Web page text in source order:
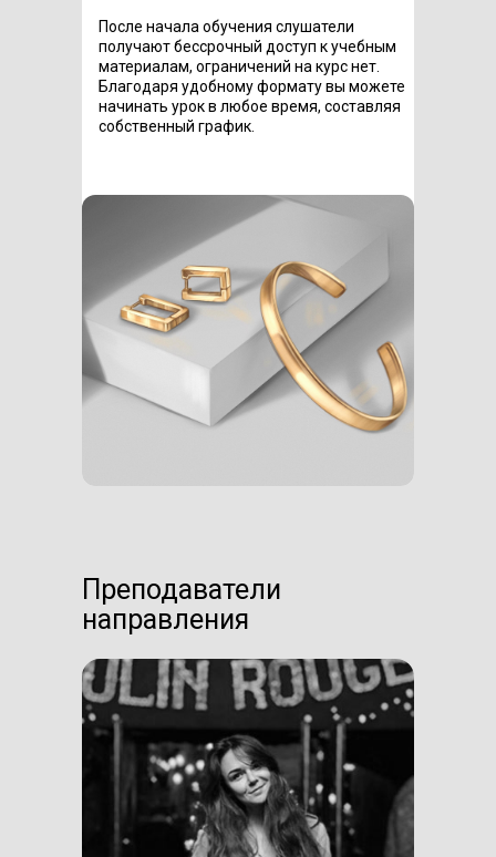
После начала обучения слушатели
получают бессрочный доступ к учебным
материалам, ограничений на курс нет.
Благодаря удобному формату вы можете
начинать урок в любое время, составляя
собственный график.
Преподаватели
направления